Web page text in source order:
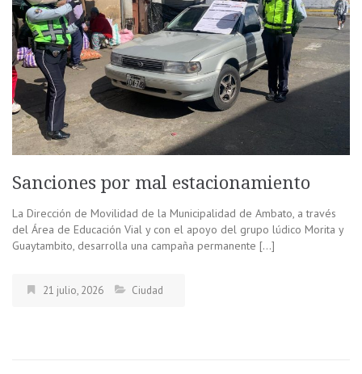
Sanciones por mal estacionamiento
La Dirección de Movilidad de la Municipalidad de Ambato, a través
del Área de Educación Vial y con el apoyo del grupo lúdico Morita y
Guaytambito, desarrolla una campaña permanente […]
21 julio, 2026 Ciudad